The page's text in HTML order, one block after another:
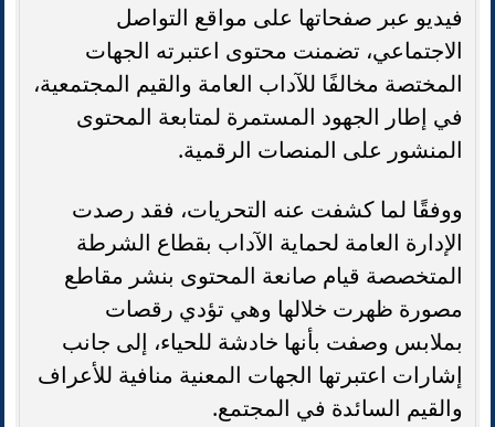
فيديو عبر صفحاتها على مواقع التواصل
الاجتماعي، تضمنت محتوى اعتبرته الجهات
المختصة مخالفًا للآداب العامة والقيم المجتمعية،
في إطار الجهود المستمرة لمتابعة المحتوى
المنشور على المنصات الرقمية.
ووفقًا لما كشفت عنه التحريات، فقد رصدت
الإدارة العامة لحماية الآداب بقطاع الشرطة
المتخصصة قيام صانعة المحتوى بنشر مقاطع
مصورة ظهرت خلالها وهي تؤدي رقصات
بملابس وصفت بأنها خادشة للحياء، إلى جانب
إشارات اعتبرتها الجهات المعنية منافية للأعراف
والقيم السائدة في المجتمع.